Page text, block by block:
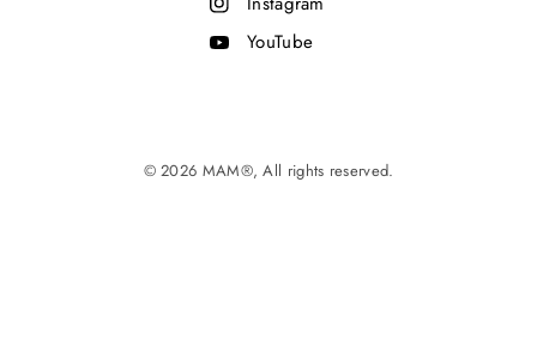
YouTube
© 2026 MAM®, All rights reserved.